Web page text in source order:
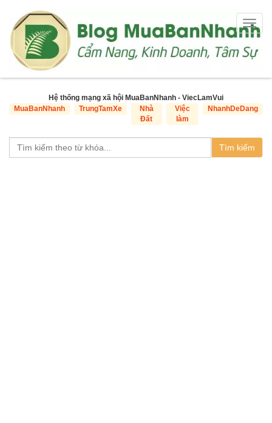
Hệ thống mạng xã hội MuaBanNhanh - ViecLamVui
MuaBanNhanh
TrungTamXe
Nhà
Đất
Việc
làm
NhanhDeDang
Tìm kiếm